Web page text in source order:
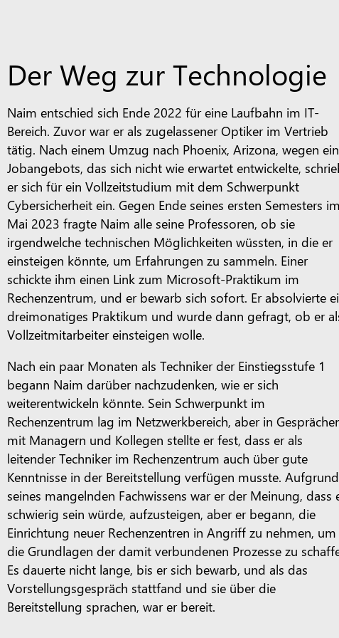
Der Weg zur Technologie
Naim entschied sich Ende 2022 für eine Laufbahn im IT-
Bereich. Zuvor war er als zugelassener Optiker im Vertrieb
tätig. Nach einem Umzug nach Phoenix, Arizona, wegen
Jobangebots, das sich nicht wie erwartet entwickelte,
er sich für ein Vollzeitstudium mit dem Schwerpunkt
Cybersicherheit ein. Gegen Ende seines ersten Semesters im
Mai 2023 fragte Naim alle seine Professoren, ob sie
irgendwelche technischen Möglichkeiten wüssten, in die er
einsteigen könnte, um Erfahrungen zu sammeln. Einer
schickte ihm einen Link zum Microsoft-Praktikum im
Rechenzentrum, und er bewarb sich sofort. Er absolvierte
dreimonatiges Praktikum und wurde dann gefragt, ob er
Vollzeitmitarbeiter einsteigen wolle.
Nach ein paar Monaten als Techniker der Einstiegsstufe 1
begann Naim darüber nachzudenken, wie er sich
weiterentwickeln könnte. Sein Schwerpunkt im
Rechenzentrum lag im Netzwerkbereich, aber in
mit Managern und Kollegen stellte er fest, dass er als
leitender Techniker im Rechenzentrum auch über gute
Kenntnisse in der Bereitstellung verfügen musste. Aufgrund
seines mangelnden Fachwissens war er der Meinung, dass
schwierig sein würde, aufzusteigen, aber er begann, die
Einrichtung neuer Rechenzentren in Angriff zu nehmen, um
die Grundlagen der damit verbundenen Prozesse zu
Es dauerte nicht lange, bis er sich bewarb, und als das
Vorstellungsgespräch stattfand und sie über die
Bereitstellung sprachen, war er bereit.